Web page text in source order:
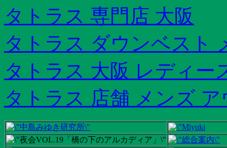
タトラス 専門店 大阪
タトラス ダウンベスト
タトラス 大阪 レディー
タトラス 店舗 メンズ